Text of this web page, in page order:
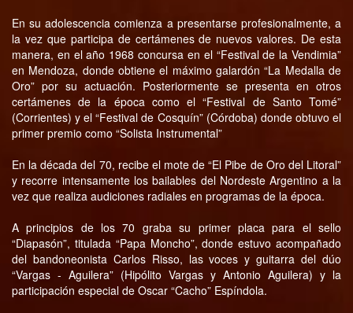
En su adolescencia comienza a presentarse profesionalmente, a
la vez que participa de certámenes de nuevos valores. De esta
manera, en el año 1968 concursa en el “Festival de la Vendimia”
en Mendoza, donde obtiene el máximo galardón “La Medalla de
Oro” por su actuación. Posteriormente se presenta en otros
certámenes de la época como el “Festival de Santo Tomé”
(Corrientes) y el “Festival de Cosquín” (Córdoba) donde obtuvo el
primer premio como “Solista Instrumental”
En la década del 70, recibe el mote de “El Pibe de Oro del Litoral”
y recorre intensamente los bailables del Nordeste Argentino a la
vez que realiza audiciones radiales en programas de la época.
A principios de los 70 graba su primer placa para el sello
“Diapasón”, titulada “Papa Moncho”, donde estuvo acompañado
del bandoneonista Carlos Risso, las voces y guitarra del dúo
“Vargas - Aguilera” (Hipólito Vargas y Antonio Aguilera) y la
participación especial de Oscar “Cacho” Espíndola.